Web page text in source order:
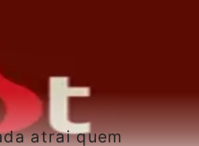
atrai quem